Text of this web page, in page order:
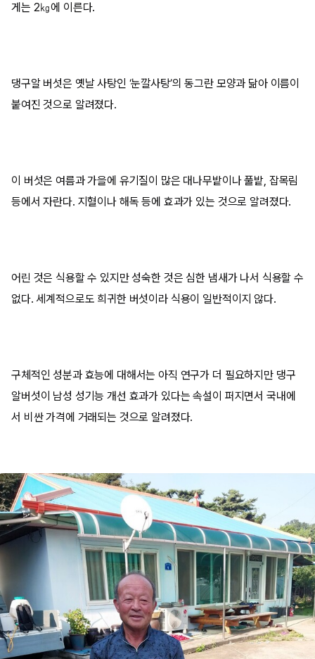
게는 2㎏에 이른다.
댕구알 버섯은 옛날 사탕인 ‘눈깔사탕’의 동그란 모양과 닮아 이름이
붙여진 것으로 알려졌다.
이 버섯은 여름과 가을에 유기질이 많은 대나무밭이나 풀밭, 잡목림
등에서 자란다. 지혈이나 해독 등에 효과가 있는 것으로 알려졌다.
어린 것은 식용할 수 있지만 성숙한 것은 심한 냄새가 나서 식용할 수
없다. 세계적으로도 희귀한 버섯이라 식용이 일반적이지 않다.
구체적인 성분과 효능에 대해서는 아직 연구가 더 필요하지만 댕구
알버섯이 남성 성기능 개선 효과가 있다는 속설이 퍼지면서 국내에
서 비싼 가격에 거래되는 것으로 알려졌다.